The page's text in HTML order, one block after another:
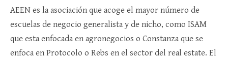
AEEN es la asociación que acoge el mayor número de
escuelas de negocio generalista y de nicho, como ISAM
que esta enfocada en agronegocios o Constanza que se
enfoca en Protocolo o Rebs en el sector del real estate. El